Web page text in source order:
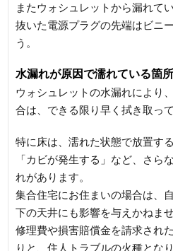
またウォシュレットから漏れて
抜いた電源プラグの先端はビニ
う。
水漏れが原因で濡れている箇
ウォシュレットの水漏れにより
合は、できる限り早く拭き取っ
特に床は、濡れた状態で放置す
「カビが発生する」など、さら
れがあります。
集合住宅にお住まいの場合は、
下の天井にも影響を与えかねませ
修理費や損害賠償金を請求され
りと、住人トラブルの火種とな